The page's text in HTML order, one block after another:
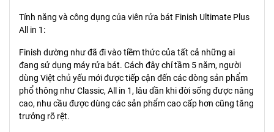
Tính năng và công dụng của viên rửa bát Finish Ultimate Plus
All in 1:
Finish dường như đã đi vào tiềm thức của tất cả những ai
đang sử dụng máy rửa bát. Cách đây chỉ tầm 5 năm, người
dùng Việt chủ yếu mới được tiếp cận đến các dòng sản phẩm
phổ thông như Classic, All in 1, lâu dần khi đời sống được nâng
cao, nhu cầu được dùng các sản phẩm cao cấp hơn cũng tăng
trưởng rõ rệt.